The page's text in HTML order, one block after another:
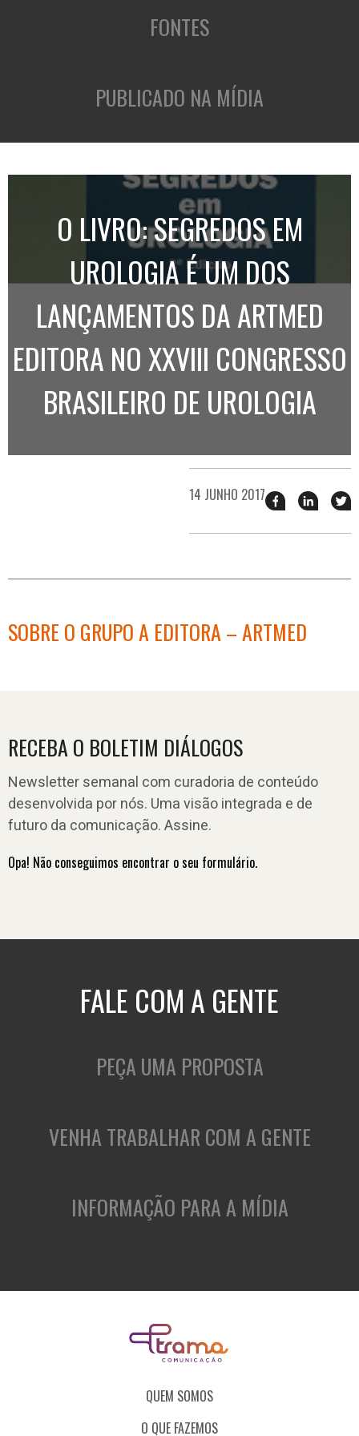
FONTES
PUBLICADO NA MÍDIA
O LIVRO: SEGREDOS EM
UROLOGIA É UM DOS
LANÇAMENTOS DA ARTMED
EDITORA NO XXVIII CONGRESSO
BRASILEIRO DE UROLOGIA
14 JUNHO 2017 Compartilhar
esse
no
esse
no
SOBRE O GRUPO A EDITORA – ARTMED
RECEBA O BOLETIM DIÁLOGOS
Newsletter semanal com curadoria de conteúdo
desenvolvida por nós. Uma visão integrada e de
futuro da comunicação. Assine.
Opa! Não conseguimos encontrar o seu formulário.
FALE COM A GENTE
PEÇA UMA PROPOSTA
VENHA TRABALHAR COM A GENTE
INFORMAÇÃO PARA A MÍDIA
QUEM SOMOS
O QUE FAZEMOS